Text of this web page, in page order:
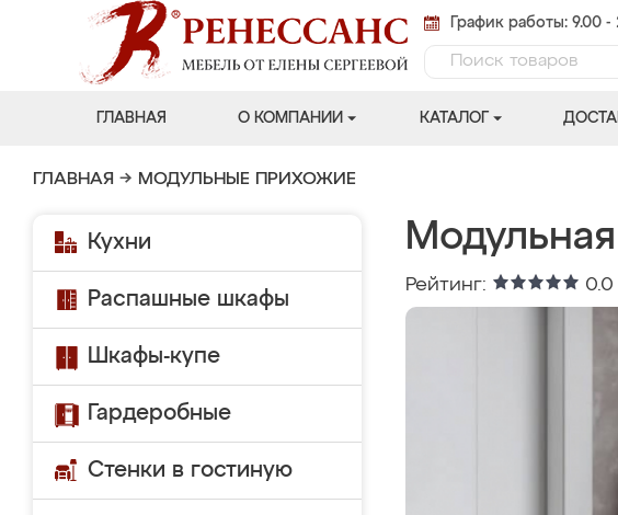
График работы: 9.00 -
ГЛАВНАЯ О КОМПАНИИ КАТАЛОГ
ГЛАВНАЯ → МОДУЛЬНЫЕ ПРИХОЖИЕ
Кухни
Распашные шкафы
Шкафы-купе
Гардеробные
Стенки в гостиную
Рейтинг: 0.0